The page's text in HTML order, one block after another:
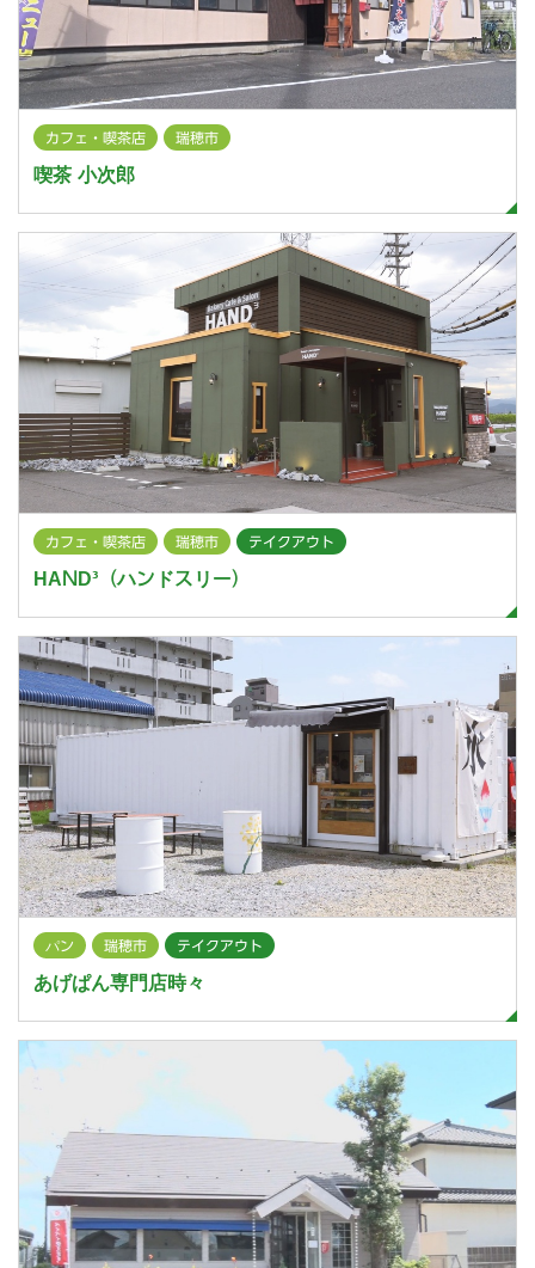
カフェ・喫茶店 瑞穂市
喫茶 小次郎
カフェ・喫茶店 瑞穂市 テイクアウト
HAND³（ハンドスリー）
パン 瑞穂市 テイクアウト
あげぱん専門店時々